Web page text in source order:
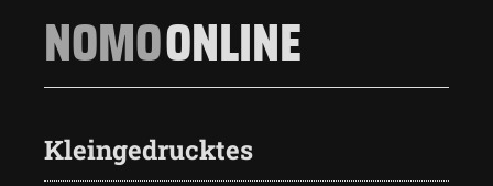
NOMOONLINE
Kleingedrucktes